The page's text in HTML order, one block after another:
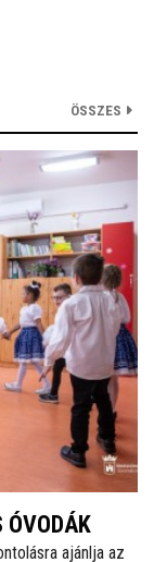
ÖSSZES
ÓVODÁK
ajánlja az